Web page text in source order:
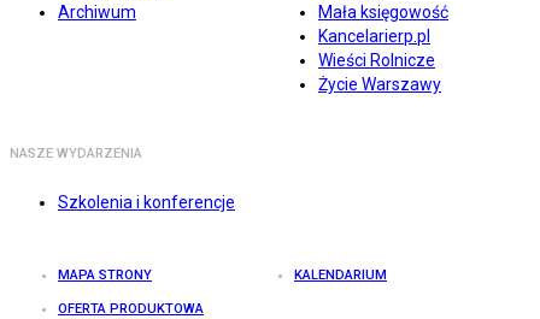
Archiwum
Mała księgowość
Kancelarierp.pl
Wieści Rolnicze
Życie Warszawy
NASZE WYDARZENIA
Szkolenia i konferencje
MAPA STRONY KALENDARIUM
OFERTA PRODUKTOWA